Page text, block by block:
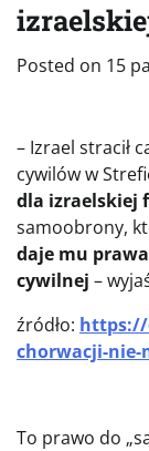
Posted on 15
– Izrael stracił
cywilów w
dla izraelskiej
samoobrony,
daje mu
cywilnej –
źródło: https://
chorwacji-nie-
To prawo do